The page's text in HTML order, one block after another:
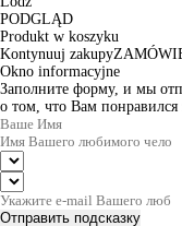
PODGLĄD
Produkt w koszyku
Kontynuuj zakupy
Okno informacyjne
Заполните форму, и мы
о том, что Вам понравился
Отправить подсказку